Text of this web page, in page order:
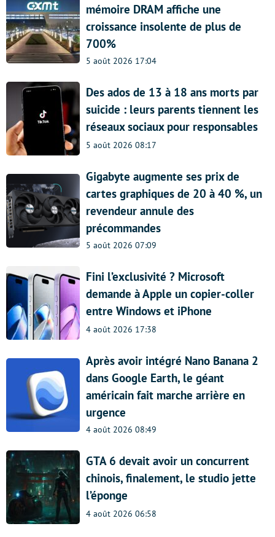
mémoire DRAM affiche une
croissance insolente de plus de
700%
5 août 2026 17:04
Des ados de 13 à 18 ans morts par
suicide : leurs parents tiennent les
réseaux sociaux pour responsables
5 août 2026 08:17
Gigabyte augmente ses prix de
cartes graphiques de 20 à 40 %, un
revendeur annule des
précommandes
5 août 2026 07:09
Fini l’exclusivité ? Microsoft
demande à Apple un copier-coller
entre Windows et iPhone
4 août 2026 17:38
Après avoir intégré Nano Banana 2
dans Google Earth, le géant
américain fait marche arrière en
urgence
4 août 2026 08:49
GTA 6 devait avoir un concurrent
chinois, finalement, le studio jette
l’éponge
4 août 2026 06:58